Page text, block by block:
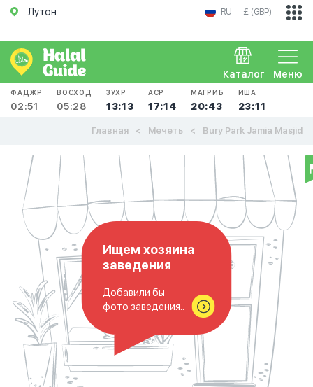
Лутон RU £ (GBP)
Меню
Каталог
ФАДЖР
02:51
ВОСХОД
05:28
ЗУХР
13:13
АСР
17:14
МАГРИБ
20:43
ИША
23:11
Главная Мечеть Bury Park Jamia Masjid
Ищем хозяина
заведения
Добавили бы
фото заведения..